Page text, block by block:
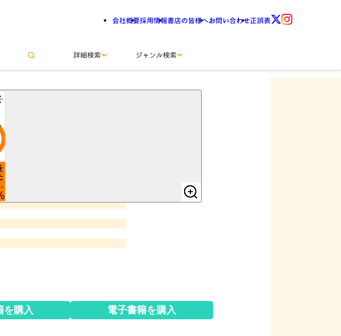
会社概要採用情報書店の皆様へお問い合わせ正誤表
詳細検索 ジャンル検索
３級テキスト 26-27年版
を購入 電子書籍を購入